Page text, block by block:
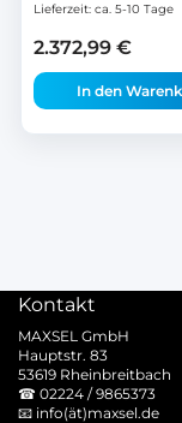
Lieferzeit: ca. 5-10 Tage
2.372,99 €
In den
Kontakt
MAXSEL GmbH
Hauptstr. 83
53619 Rheinbreitbach
☎ 02224 / 9865373
📧 info(ät)maxsel.de